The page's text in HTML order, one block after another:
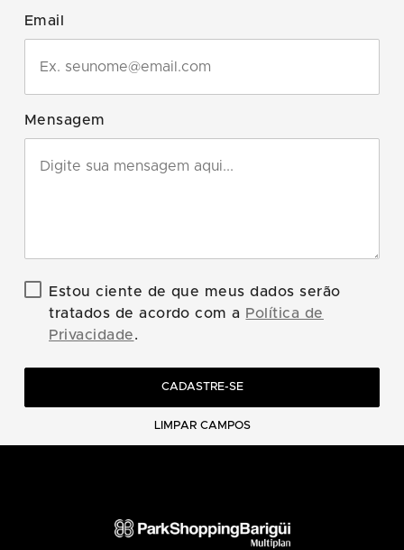
Email
Mensagem
Estou ciente de que meus dados serão
tratados de acordo com a Política de
Privacidade.
CADASTRE-SE
LIMPAR CAMPOS